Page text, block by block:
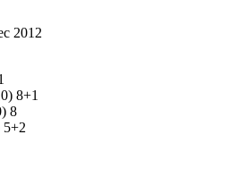
2012
8+1
8
5+2